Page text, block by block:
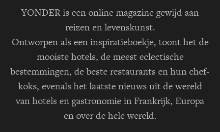
YONDER is een online magazine gewijd aan
reizen en levenskunst.
Ontworpen als een inspiratieboekje, toont het de
mooiste hotels, de meest eclectische
bestemmingen, de beste restaurants en hun chef-
koks, evenals het laatste nieuws uit de wereld
van hotels en gastronomie in Frankrijk, Europa
en over de hele wereld.